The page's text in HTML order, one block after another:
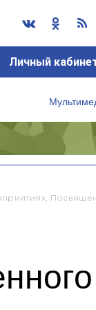
Личный